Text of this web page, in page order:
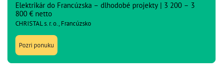
Elektrikár do Francúzska – dlhodobé projekty | 3 200 – 3
800 € netto
CHRISTAL s. r. o., Francúzsko
Pozri ponuku